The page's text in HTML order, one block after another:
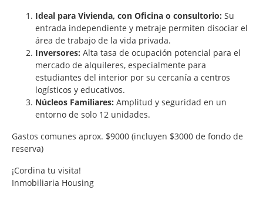
Ideal para Vivienda, con Oficina o consultorio: Su
entrada independiente y metraje permiten disociar el
área de trabajo de la vida privada.
Inversores: Alta tasa de ocupación potencial para el
mercado de alquileres, especialmente para
estudiantes del interior por su cercanía a centros
logísticos y educativos.
Núcleos Familiares: Amplitud y seguridad en un
entorno de solo 12 unidades.
Gastos comunes aprox. $9000 (incluyen $3000 de fondo de
reserva)
¡Cordina tu visita!
Inmobiliaria Housing